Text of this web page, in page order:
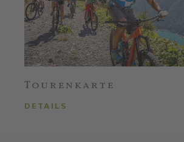
Tourenkarte
DETAILS